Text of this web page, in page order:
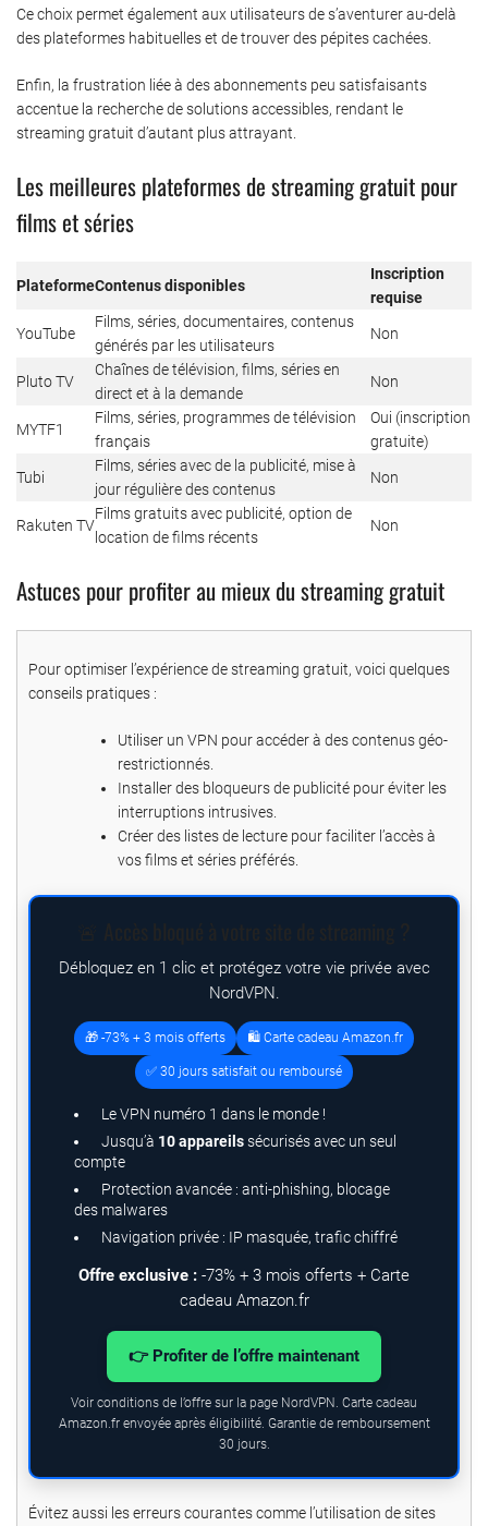
Ce choix permet également aux utilisateurs de s’aventurer au-delà
des plateformes habituelles et de trouver des pépites cachées.
Enfin, la frustration liée à des abonnements peu satisfaisants
accentue la recherche de solutions accessibles, rendant le
streaming gratuit d’autant plus attrayant.
Les meilleures plateformes de streaming gratuit pour
films et séries
PlateformeContenus disponibles
Inscription
requise
YouTube
Films, séries, documentaires, contenus
générés par les utilisateurs
Non
Pluto TV
Chaînes de télévision, films, séries en
direct et à la demande
Non
MYTF1
Films, séries, programmes de télévision
français
Oui (inscription
gratuite)
Tubi
Films, séries avec de la publicité, mise à
jour régulière des contenus
Non
Rakuten TV
Films gratuits avec publicité, option de
location de films récents
Non
Astuces pour profiter au mieux du streaming gratuit
Pour optimiser l’expérience de streaming gratuit, voici quelques
conseils pratiques :
Utiliser un VPN pour accéder à des contenus géo-
restrictionnés.
Installer des bloqueurs de publicité pour éviter les
interruptions intrusives.
Créer des listes de lecture pour faciliter l’accès à
vos films et séries préférés.
Débloquez en 1 clic et protégez votre vie privée avec
NordVPN.
🎁 -73% + 3 mois offerts 🛍️ Carte cadeau Amazon.fr
✅ 30 jours satisfait ou remboursé
Le VPN numéro 1 dans le monde !
Jusqu’à 10 appareilssécurisés avec un seul
compte
Protection avancée : anti-phishing, blocage
des malwares
Navigation privée : IP masquée, trafic chiffré
Offre exclusive : -73% + 3 mois offerts + Carte
cadeau Amazon.fr
👉 Profiter de l’offre maintenant
Voir conditions de l’offre sur la page NordVPN. Carte cadeau
Amazon.fr envoyée après éligibilité. Garantie de remboursement
30 jours.
Évitez aussi les erreurs courantes comme l’utilisation de sites